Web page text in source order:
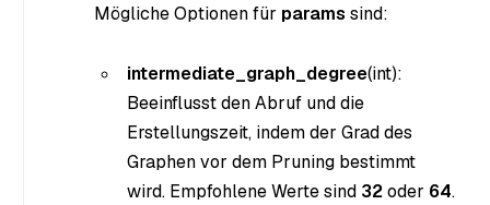
Mögliche Optionen für params sind:
intermediate_graph_degree(int):
Beeinflusst den Abruf und die
Erstellungszeit, indem der Grad des
Graphen vor dem Pruning bestimmt
wird. Empfohlene Werte sind 32oder 64.